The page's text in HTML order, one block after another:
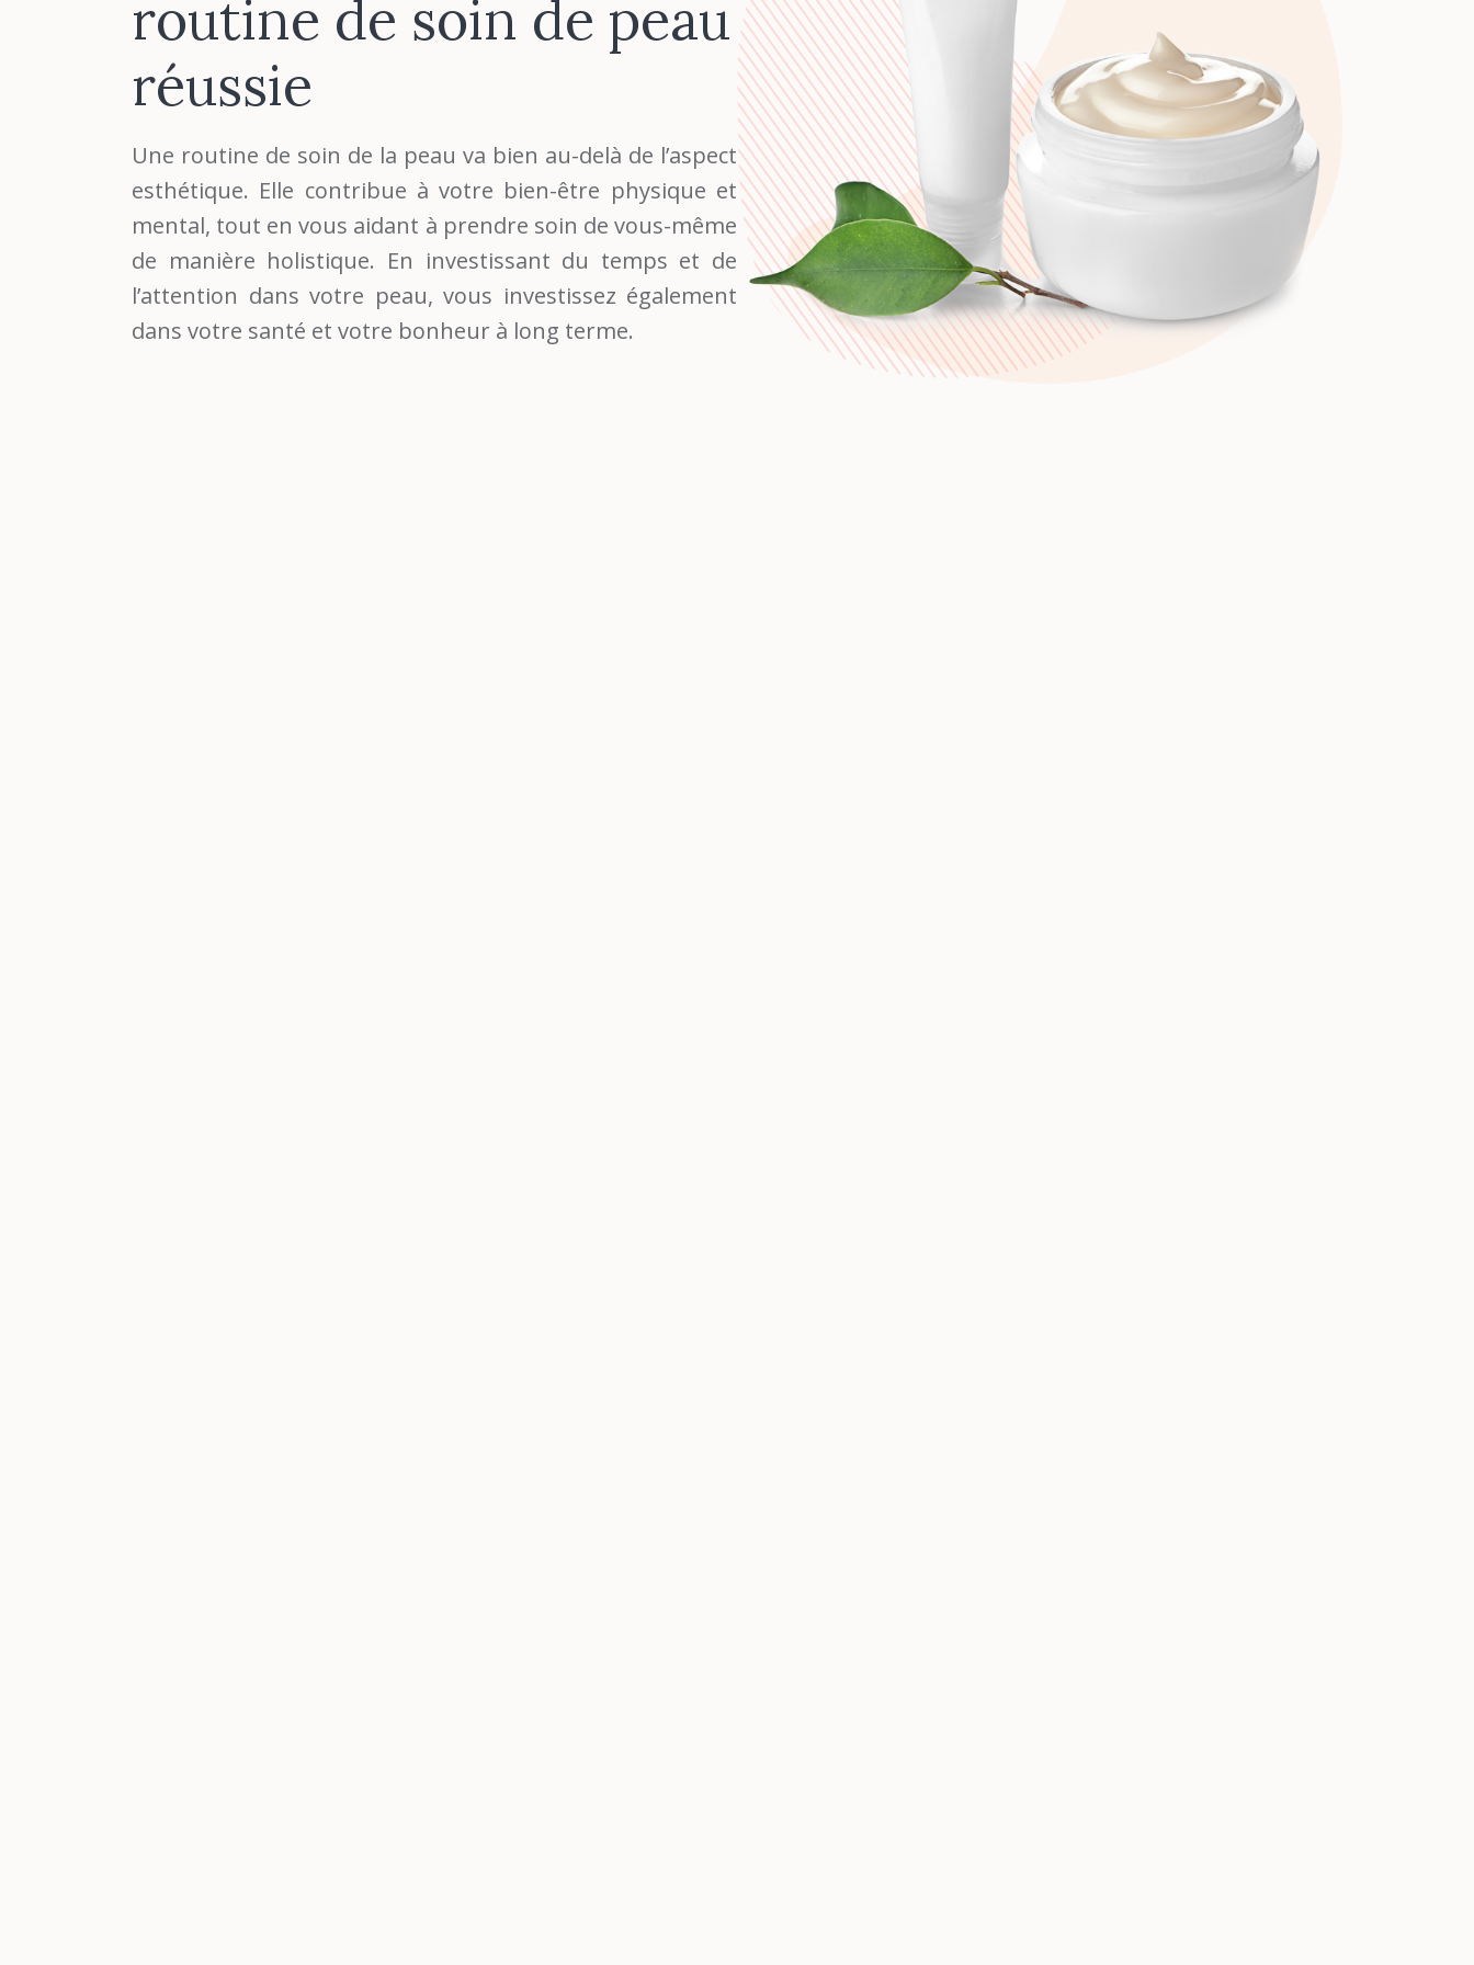
routine de soin de peau
réussie
Une routine de soin de la peau va bien au-delà de l’aspect
esthétique. Elle contribue à votre bien-être physique et
mental, tout en vous aidant à prendre soin de vous-même
de manière holistique. En investissant du temps et de
l’attention dans votre peau, vous investissez également
dans votre santé et votre bonheur à long terme.